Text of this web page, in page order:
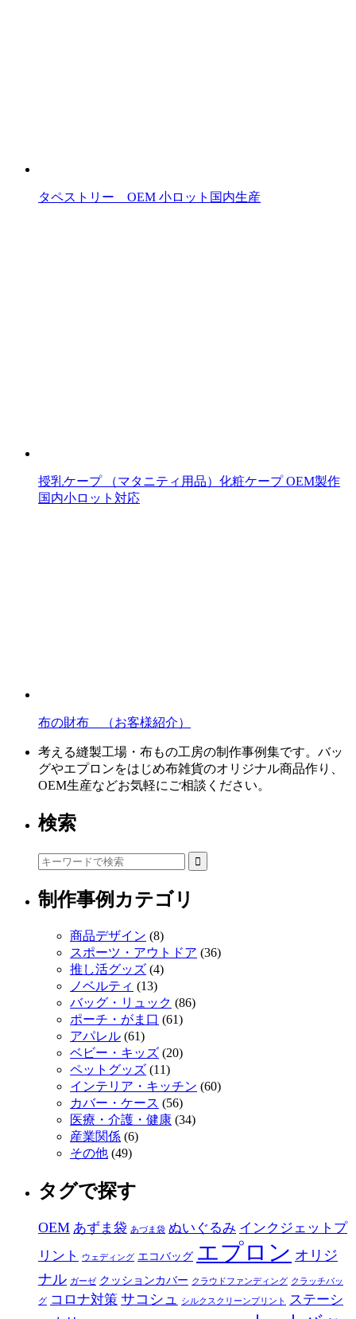
タペストリー OEM 小ロット国内生産
授乳ケープ （マタニティ用品）化粧ケープ OEM製作
国内小ロット対応
布の財布 （お客様紹介）
考える縫製工場・布もの工房の制作事例集です。バッ
グやエプロンをはじめ布雑貨のオリジナル商品作り、
OEM生産などお気軽にご相談ください。
検索
制作事例カテゴリ
商品デザイン (8)
スポーツ・アウトドア (36)
推し活グッズ (4)
ノベルティ (13)
バッグ・リュック (86)
ポーチ・がま口 (61)
アパレル (61)
ベビー・キッズ (20)
ペットグッズ (11)
インテリア・キッチン (60)
カバー・ケース (56)
医療・介護・健康 (34)
産業関係 (6)
その他 (49)
タグで探す
OEM あずま袋 あづま袋 ぬいぐるみ インクジェットプ
リント
ウェディング エコバッグ エプロン オリジ
ナル ガーゼ クッションカバー クラウドファンディング クラッチバッ
グ コロナ対策 サコシュ シルクスクリーンプリント
ステーシ